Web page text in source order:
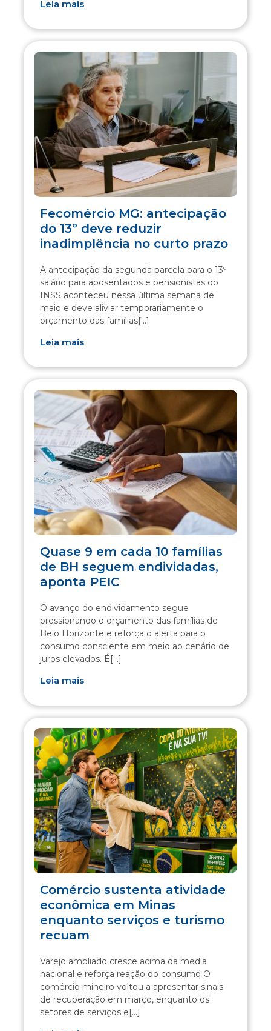
Leia mais
Fecomércio MG: antecipação
do 13º deve reduzir
inadimplência no curto prazo
A antecipação da segunda parcela para o 13º
salário para aposentados e pensionistas do
INSS aconteceu nessa última semana de
maio e deve aliviar temporariamente o
orçamento das famílias[...]
Leia mais
Quase 9 em cada 10 famílias
de BH seguem endividadas,
aponta PEIC
O avanço do endividamento segue
pressionando o orçamento das famílias de
Belo Horizonte e reforça o alerta para o
consumo consciente em meio ao cenário de
juros elevados. É[...]
Leia mais
Comércio sustenta atividade
econômica em Minas
enquanto serviços e turismo
recuam
Varejo ampliado cresce acima da média
nacional e reforça reação do consumo O
comércio mineiro voltou a apresentar sinais
de recuperação em março, enquanto os
setores de serviços e[...]